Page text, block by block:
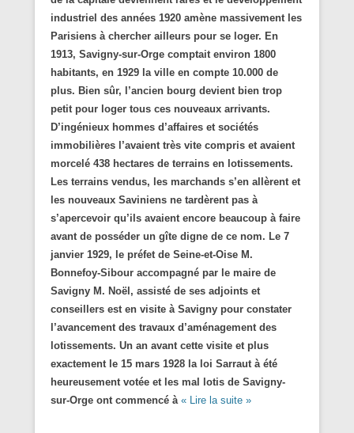
industriel des années 1920 amène massivement les
Parisiens à chercher ailleurs pour se loger. En
1913, Savigny-sur-Orge comptait environ 1800
habitants, en 1929 la ville en compte 10.000 de
plus. Bien sûr, l’ancien bourg devient bien trop
petit pour loger tous ces nouveaux arrivants.
D’ingénieux hommes d’affaires et sociétés
immobilières l’avaient très vite compris et avaient
morcelé 438 hectares de terrains en lotissements.
Les terrains vendus, les marchands s’en allèrent et
les nouveaux Saviniens ne tardèrent pas à
s’apercevoir qu’ils avaient encore beaucoup à faire
avant de posséder un gîte digne de ce nom. Le 7
janvier 1929, le préfet de Seine-et-Oise M.
Bonnefoy-Sibour accompagné par le maire de
Savigny M. Noël, assisté de ses adjoints et
conseillers est en visite à Savigny pour constater
l’avancement des travaux d’aménagement des
lotissements. Un an avant cette visite et plus
exactement le 15 mars 1928 la loi Sarraut à été
heureusement votée et les mal lotis de Savigny-
sur-Orge ont commencé à « Lire la suite »